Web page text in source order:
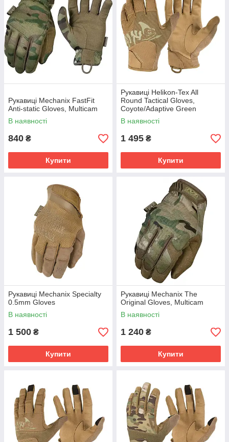
Рукавиці Mechanix FastFit
Anti-static Gloves, Multicam
В наявності
840 ₴
Купити
Рукавиці Helikon-Tex All
Round Tactical Gloves,
Coyote/Adaptive Green
В наявності
1 495 ₴
Купити
Рукавиці Mechanix Specialty
0.5mm Gloves
В наявності
1 500 ₴
Купити
Рукавиці Mechanix The
Original Gloves, Multicam
В наявності
1 240 ₴
Купити